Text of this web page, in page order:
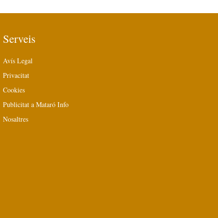
Serveis
Avís Legal
Privacitat
Cookies
Publicitat a Mataró Info
Nosaltres